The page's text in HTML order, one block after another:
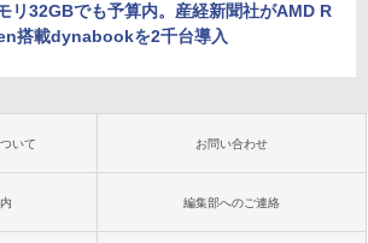
リ32GBでも予算内。産経新聞社がAMD R
搭載dynabookを2千台導入
いて お問い合わせ
編集部へのご連絡